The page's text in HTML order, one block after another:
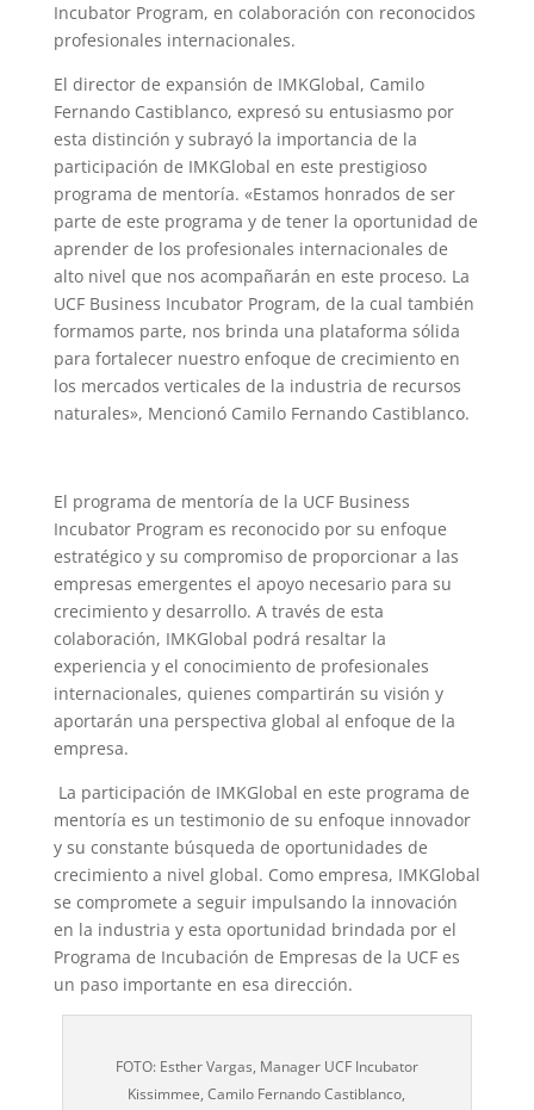
Incubator Program, en colaboración con reconocidos
profesionales internacionales.
El director de expansión de IMKGlobal, Camilo
Fernando Castiblanco, expresó su entusiasmo por
esta distinción y subrayó la importancia de la
participación de IMKGlobal en este prestigioso
programa de mentoría. «Estamos honrados de ser
parte de este programa y de tener la oportunidad de
aprender de los profesionales internacionales de
alto nivel que nos acompañarán en este proceso. La
UCF Business Incubator Program, de la cual también
formamos parte, nos brinda una plataforma sólida
para fortalecer nuestro enfoque de crecimiento en
los mercados verticales de la industria de recursos
naturales», Mencionó Camilo Fernando Castiblanco.
El programa de mentoría de la UCF Business
Incubator Program es reconocido por su enfoque
estratégico y su compromiso de proporcionar a las
empresas emergentes el apoyo necesario para su
crecimiento y desarrollo. A través de esta
colaboración, IMKGlobal podrá resaltar la
experiencia y el conocimiento de profesionales
internacionales, quienes compartirán su visión y
aportarán una perspectiva global al enfoque de la
empresa.
La participación de IMKGlobal en este programa de
mentoría es un testimonio de su enfoque innovador
y su constante búsqueda de oportunidades de
crecimiento a nivel global. Como empresa, IMKGlobal
se compromete a seguir impulsando la innovación
en la industria y esta oportunidad brindada por el
Programa de Incubación de Empresas de la UCF es
un paso importante en esa dirección.
FOTO: Esther Vargas, Manager UCF Incubator
Kissimmee, Camilo Fernando Castiblanco,